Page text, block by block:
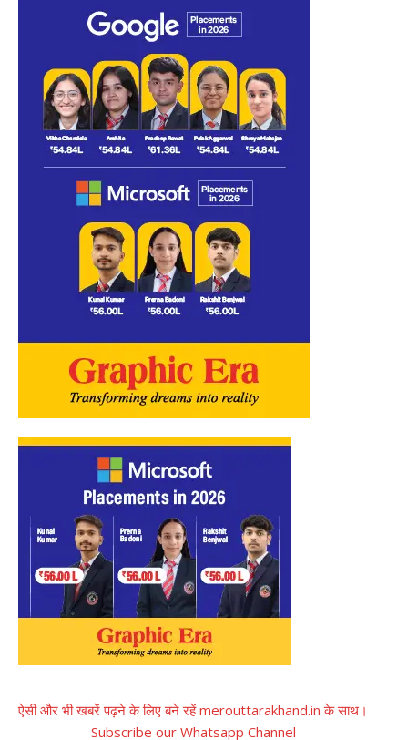
ऐसी और भी खबरें पढ़ने के लिए बने रहें merouttarakhand.in के साथ।
Subscribe our Whatsapp Channel